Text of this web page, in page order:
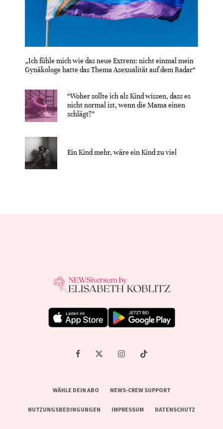
„Ich fühle mich wie das neue Extrem: nicht einmal mein
Gynäkologe hatte das Thema Asexualität auf dem Radar“
“Woher sollte ich als Kind wissen, dass es
nicht normal ist, wenn die Mama einen
schlägt?”
Ein Kind mehr, wäre ein Kind zu viel
WÄHLE DEIN ABO NEWS-CREW SUPPORT
NUTZUNGSBEDINGUNGEN IMPRESSUM DATENSCHUTZ